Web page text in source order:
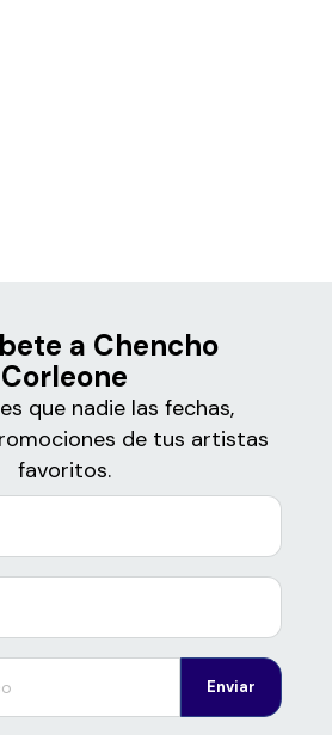
a Chencho
Corleone
que nadie las fechas,
de tus artistas
favoritos.
Enviar